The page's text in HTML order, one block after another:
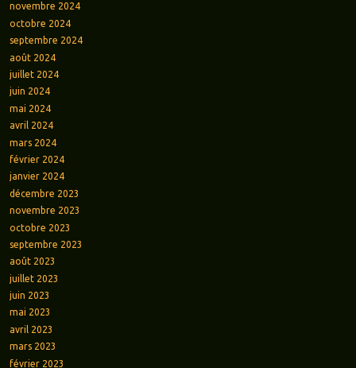
novembre 2024
octobre 2024
septembre 2024
août 2024
juillet 2024
juin 2024
mai 2024
avril 2024
mars 2024
février 2024
janvier 2024
décembre 2023
novembre 2023
octobre 2023
septembre 2023
août 2023
juillet 2023
juin 2023
mai 2023
avril 2023
mars 2023
février 2023